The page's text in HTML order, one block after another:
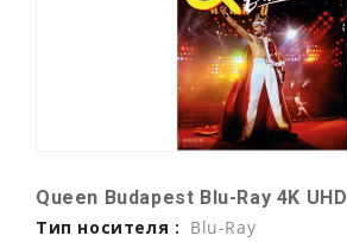
Queen Budapest Blu-Ray 4K UHD
Тип носителя : Blu-Ray